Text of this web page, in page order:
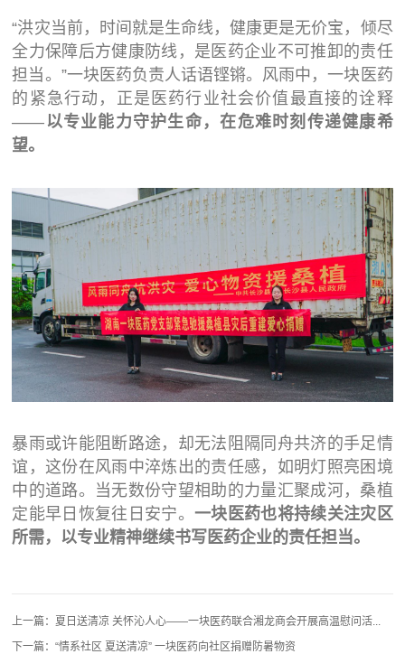
“洪灾当前，时间就是生命线，健康更是无价宝，倾尽
全力保障后方健康防线，是医药企业不可推卸的责任
担当。”一块医药负责人话语铿锵。风雨中，一块医药
的紧急行动，正是医药行业社会价值最直接的诠释
——以专业能力守护生命，在危难时刻传递健康希
望。
暴雨或许能阻断路途，却无法阻隔同舟共济的手足情
谊，这份在风雨中淬炼出的责任感，如明灯照亮困境
中的道路。当无数份守望相助的力量汇聚成河，桑植
定能早日恢复往日安宁。 一块医药也将持续关注灾区
所需，以专业精神继续书写医药企业的责任担当。
上一篇：夏日送清凉 关怀沁人心——一块医药联合湘龙商会开展高温慰问活...
下一篇：“情系社区 夏送清凉” 一块医药向社区捐赠防暑物资